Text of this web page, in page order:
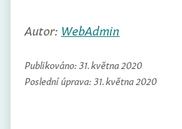
Autor: WebAdmin
Publikováno: 31. května 2020
Poslední úprava: 31. května 2020